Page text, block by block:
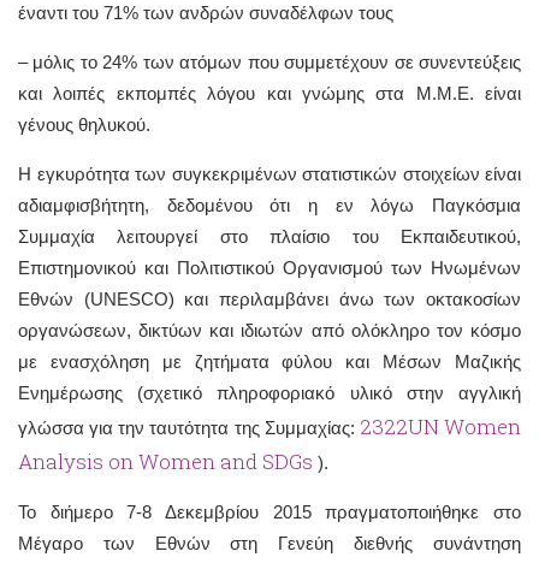
έναντι του 71% των ανδρών συναδέλφων τους
– μόλις το 24% των ατόμων που συμμετέχουν σε συνεντεύξεις
και λοιπές εκπομπές λόγου και γνώμης στα Μ.Μ.Ε. είναι
γένους θηλυκού.
Η εγκυρότητα των συγκεκριμένων στατιστικών στοιχείων είναι
αδιαμφισβήτητη, δεδομένου ότι η εν λόγω Παγκόσμια
Συμμαχία λειτουργεί στο πλαίσιο του Εκπαιδευτικού,
Επιστημονικού και Πολιτιστικού Οργανισμού των Ηνωμένων
Εθνών (UNESCO) και περιλαμβάνει άνω των οκτακοσίων
οργανώσεων, δικτύων και ιδιωτών από ολόκληρο τον κόσμο
με ενασχόληση με ζητήματα φύλου και Μέσων Μαζικής
Ενημέρωσης (σχετικό πληροφοριακό υλικό στην αγγλική
γλώσσα για την ταυτότητα της Συμμαχίας: 2322UN Women
Analysis on Women and SDGs ).
Το διήμερο 7-8 Δεκεμβρίου 2015 πραγματοποιήθηκε στο
Μέγαρο των Εθνών στη Γενεύη διεθνής συνάντηση